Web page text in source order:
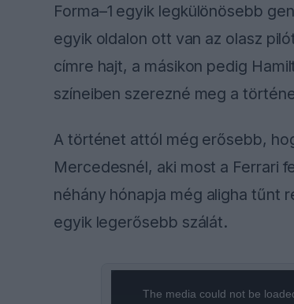
Forma–1 egyik legkülönösebb
egyik oldalon ott van az olasz
címre hajt, a másikon pedig
színeiben szerezné meg a
A történet attól még erősebb,
Mercedesnél, aki most a Ferrari
néhány hónapja még aligha tűnt
egyik legerősebb szálát.
The media could not be